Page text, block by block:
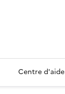
Centre d'aide